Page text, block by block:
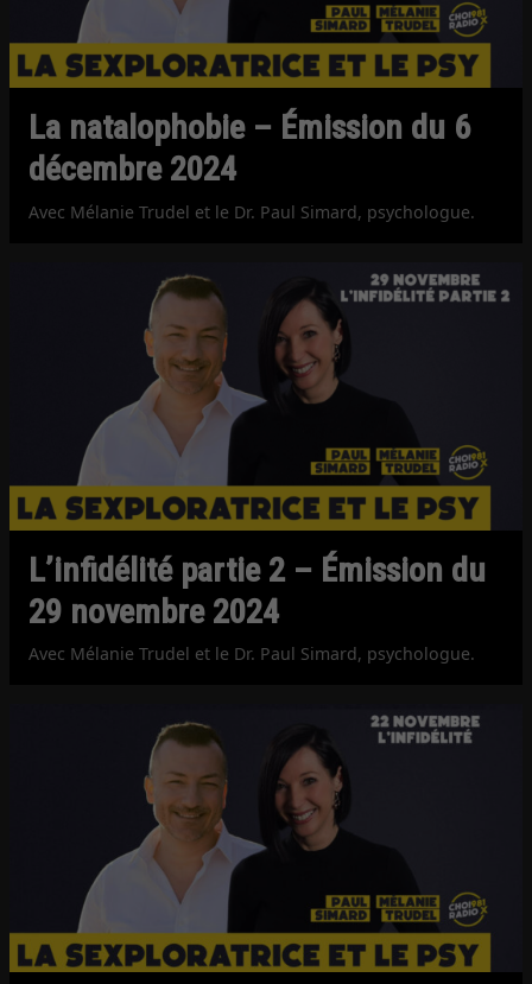
La natalophobie – Émission du 6
décembre 2024
Avec Mélanie Trudel et le Dr. Paul Simard, psychologue.
L’infidélité partie 2 – Émission du
29 novembre 2024
Avec Mélanie Trudel et le Dr. Paul Simard, psychologue.